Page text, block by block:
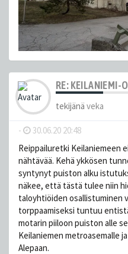
RE: KEILANIEMI-
tekijänä veka
- 30.06.20 20:48
Reippailuretki Keilaniemeen
nähtävää. Kehä ykkösen
syntynyt puiston alku
näkee, että tästä tulee niin
taloyhtiöiden osallistuminen
torppaamiseksi tuntuu
motarin piiloon puiston alle
Keilaniemen metroasemalle
Alepaan.